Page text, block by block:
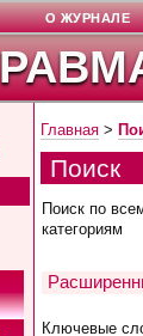
О ЖУРНАЛЕ
Главная >
Поиск
Поиск по
категориям
Ключевые